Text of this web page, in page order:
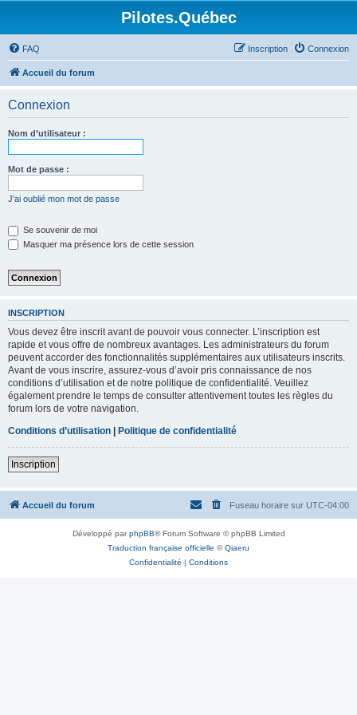
Pilotes.Québec
FAQ Connexion
Inscription
Accueil du forum
Connexion
Nom d’utilisateur :
Mot de passe :
J’ai oublié mon mot de passe
Se souvenir de moi
Masquer ma présence lors de cette session
INSCRIPTION
Vous devez être inscrit avant de pouvoir vous connecter. L’inscription est
rapide et vous offre de nombreux avantages. Les administrateurs du forum
peuvent accorder des fonctionnalités supplémentaires aux utilisateurs inscrits.
Avant de vous inscrire, assurez-vous d’avoir pris connaissance de nos
conditions d’utilisation et de notre politique de confidentialité. Veuillez
également prendre le temps de consulter attentivement toutes les règles du
forum lors de votre navigation.
Conditions d’utilisation | Politique de confidentialité
Inscription
Accueil du forum Fuseau horaire sur UTC-04:00
Développé parphpBB® Forum Software © phpBB Limited
Traduction française officielle ©Qiaeru
Confidentialité | Conditions